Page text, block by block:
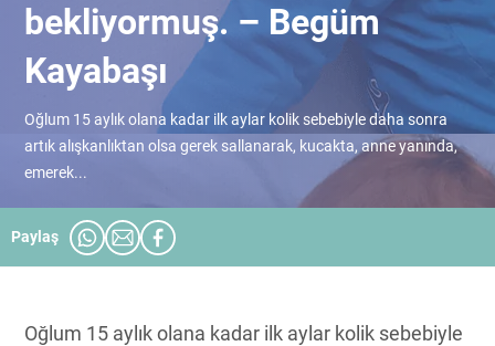
bekliyormuş. – Begüm
Kayabaşı
Oğlum 15 aylık olana kadar ilk aylar kolik sebebiyle daha sonra
artık alışkanlıktan olsa gerek sallanarak, kucakta, anne yanında,
emerek...
Paylaş
Oğlum 15 aylık olana kadar ilk aylar kolik sebebiyle